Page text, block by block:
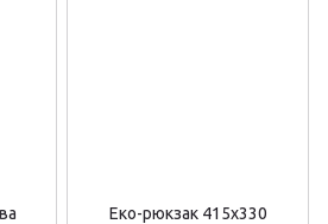
Еко-рюкзак 415х330